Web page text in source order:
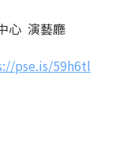
心 演藝廳
pse.is/59h6tl